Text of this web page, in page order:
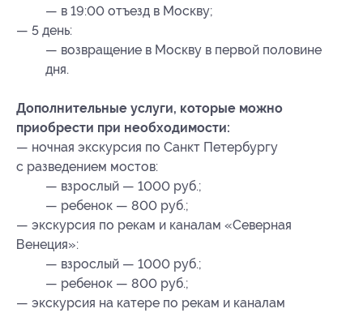
— в 19:00 отъезд в Москву;
— 5 день:
— возвращение в Москву в первой половине
дня.
Дополнительные услуги, которые можно
приобрести при необходимости:
— ночная экскурсия по Санкт Петербургу
с разведением мостов:
— взрослый — 1000 руб.;
— ребенок — 800 руб.;
— экскурсия по рекам и каналам «Северная
Венеция»:
— взрослый — 1000 руб.;
— ребенок — 800 руб.;
— экскурсия на катере по рекам и каналам